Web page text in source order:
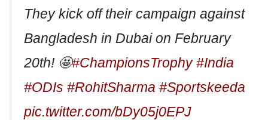
They kick off their campaign against
Bangladesh in Dubai on February
20th! 🤩#ChampionsTrophy #India
#ODIs #RohitSharma #Sportskeeda
pic.twitter.com/bDy05j0EPJ